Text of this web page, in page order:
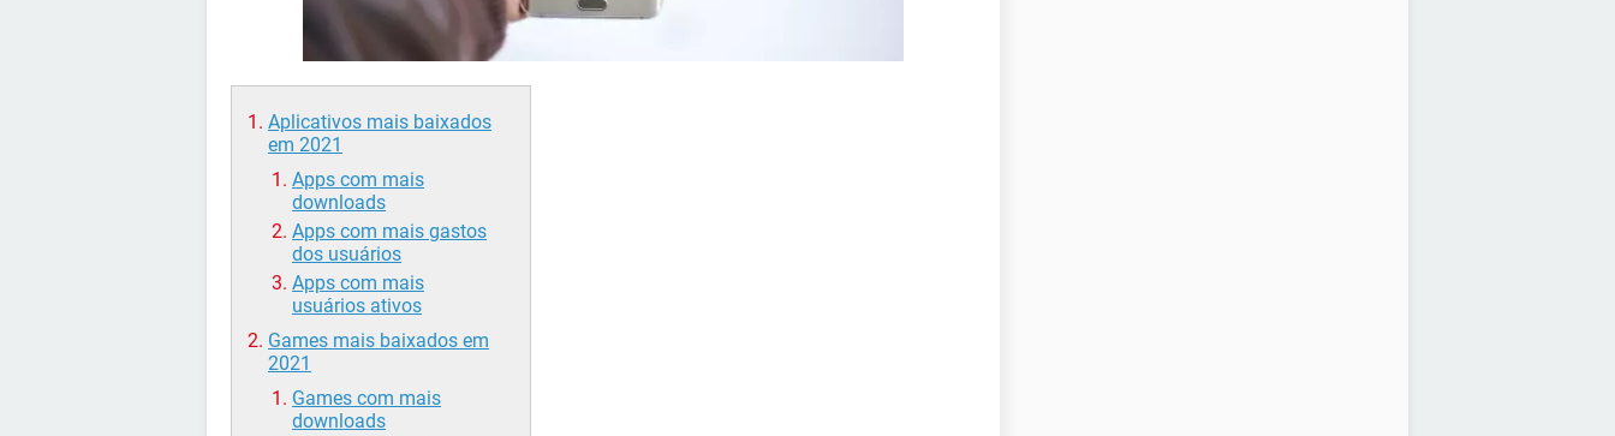
Aplicativos mais baixados
em 2021
Apps com mais
downloads
Apps com mais gastos
dos usuários
Apps com mais
usuários ativos
Games mais baixados em
2021
Games com mais
downloads